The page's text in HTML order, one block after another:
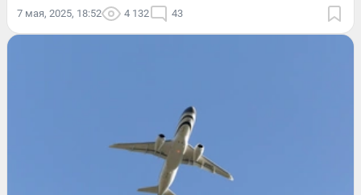
7 мая, 2025, 18:52 4 132 43